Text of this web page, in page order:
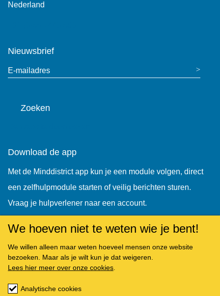
We hoeven niet te weten wie je bent!
We willen alleen maar weten hoeveel mensen onze website
bezoeken. Maar als je wilt kun je dat weigeren.
Lees hier meer over onze cookies
Analytische cookies
Nederland
Nieuwsbrief
E-mailadres
Zoeken
Download de app
Met de Minddistrict app kun je een module volgen, direct
een zelfhulpmodule starten of veilig berichten sturen.
Vraag je hulpverlener naar een account.